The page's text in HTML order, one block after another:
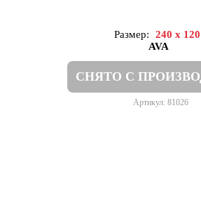
Размер:
240 x 120
AVA
СНЯТО С
Артикул: 81026